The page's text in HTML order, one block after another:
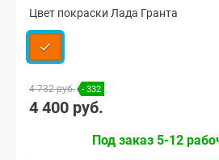
Цвет покраски Лада Гранта
4 732 руб. - 332
4 400 руб.
Под заказ 5-12